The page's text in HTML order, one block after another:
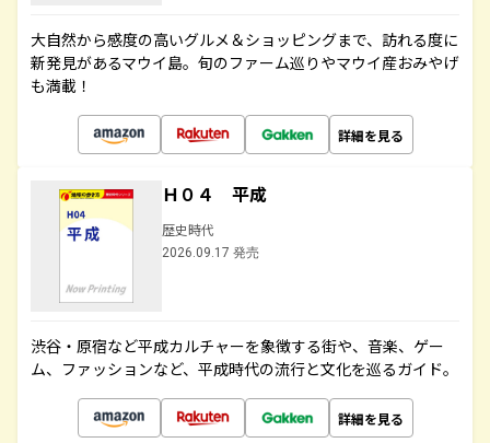
大自然から感度の高いグルメ＆ショッピングまで、訪れる度に
新発見があるマウイ島。旬のファーム巡りやマウイ産おみやげ
も満載！
詳細を見る
Ｈ０４ 平成
歴史時代
2026.09.17 発売
渋谷・原宿など平成カルチャーを象徴する街や、音楽、ゲー
ム、ファッションなど、平成時代の流行と文化を巡るガイド。
詳細を見る